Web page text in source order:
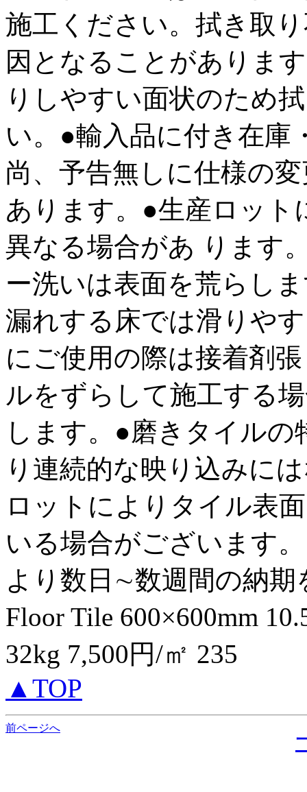
施工ください。拭き取
因となることがありま
りしやすい面状のため
い。●輸入品に付き在庫
尚、予告無しに仕様の
あります。●生産ロット
異なる場合があ ります
ー洗いは表面を荒らし
漏れする床では滑りや
にご使用の際は接着剤
ルをずらして施工する
します。●磨きタイル
り連続的な映り込みに
ロットによりタイル表
いる場合がございます
より数日∼数週間の納
Floor Tile 600×600mm
32kg 7,500円/㎡ 235
▲TOP
前ページへ